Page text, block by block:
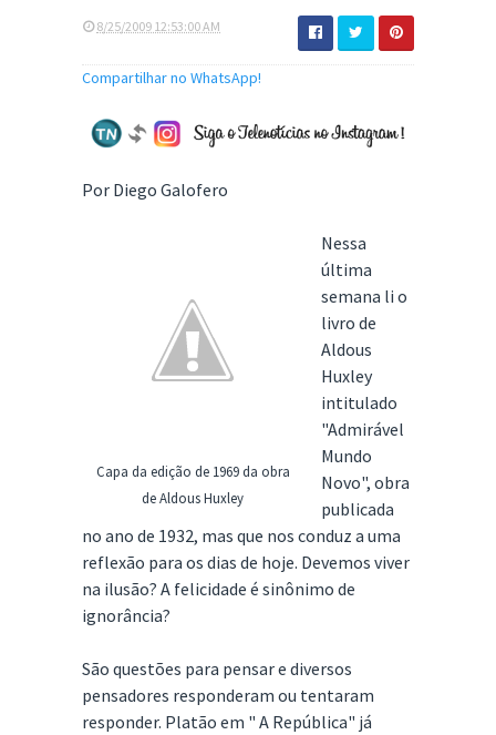
8/25/2009 12:53:00 AM
Compartilhar no WhatsApp!
Por Diego Galofero
Capa da edição de 1969 da obra
de Aldous Huxley
Nessa
última
semana li o
livro de
Aldous
Huxley
intitulado
"Admirável
Mundo
Novo", obra
publicada
no ano de 1932, mas que nos conduz a uma
reflexão para os dias de hoje. Devemos viver
na ilusão? A felicidade é sinônimo de
ignorância?
São questões para pensar e diversos
pensadores responderam ou tentaram
responder. Platão em " A República" já